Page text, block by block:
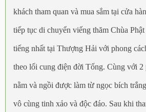
khách tham quan và mua sắm tại cửa
tiếp tục di chuyển viếng thăm Chùa
tiếng nhất tại Thượng Hải với phong
theo lối cung điện đời Tống. Cùng với
nằm và ngồi được làm từ ngọc bích
vô cùng tinh xảo và độc đáo. Sau khi